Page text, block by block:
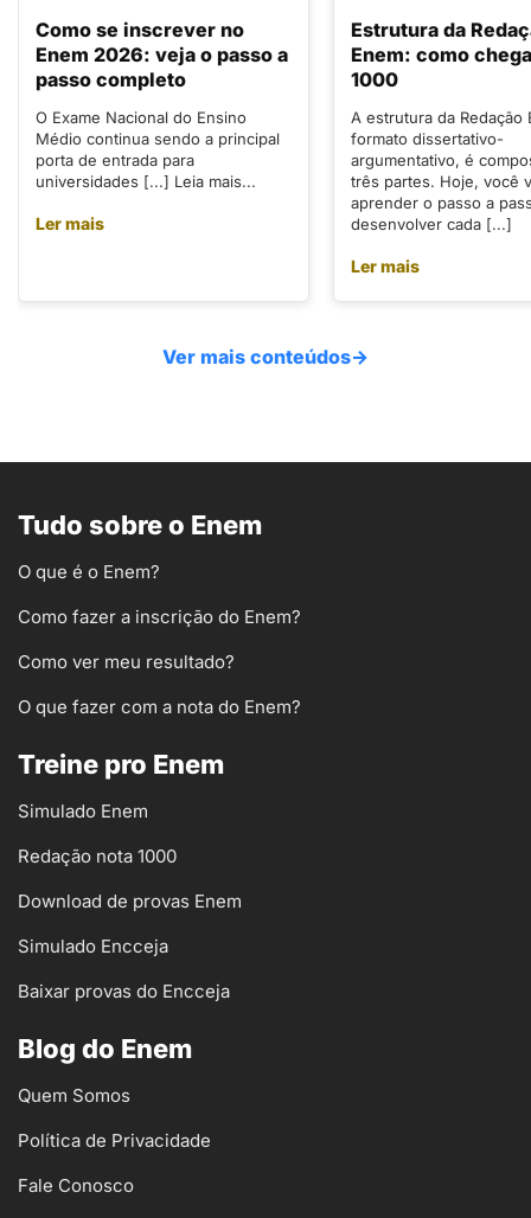
Como se inscrever no
Enem 2026: veja o passo a
passo completo
O Exame Nacional do Ensino
Médio continua sendo a principal
porta de entrada para
universidades [...] Leia mais...
Ler mais
Estrutura da
Enem: como
1000
A estrutura da Redação
formato dissertativo-
argumentativo, é
três partes. Hoje, você
aprender o passo a
desenvolver cada [...]
Ler mais
Ver mais conteúdos→
Tudo sobre o Enem
O que é o Enem?
Como fazer a inscrição do Enem?
Como ver meu resultado?
O que fazer com a nota do Enem?
Treine pro Enem
Simulado Enem
Redação nota 1000
Download de provas Enem
Simulado Encceja
Baixar provas do Encceja
Blog do Enem
Quem Somos
Política de Privacidade
Fale Conosco